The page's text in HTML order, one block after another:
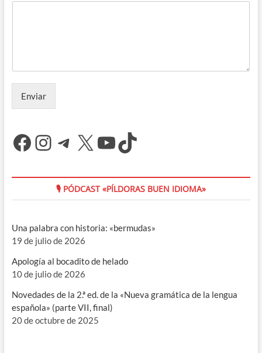
Enviar
Facebook
Instagram
Telegram
X YouTube
TikTok
🎙 PÓDCAST «PÍLDORAS BUEN IDIOMA»
Una palabra con historia: «bermudas»
19 de julio de 2026
Apología al bocadito de helado
10 de julio de 2026
Novedades de la 2.ª ed. de la «Nueva gramática de la lengua
española» (parte VII, final)
20 de octubre de 2025